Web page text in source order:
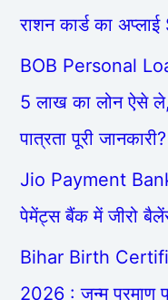
राशन कार्ड का
BOB Personal
5 लाख का लोन ऐसे
पात्रता पूरी जानकारी?
Jio Payment
पेमेंट्स बैंक में जीरो
Bihar Birth
2026 : जन्म प्रमाण